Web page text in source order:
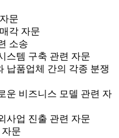
문
각 자문
소송
스템 구축 관련 자문
납품업체 간의 각종 분쟁
운 비즈니스 모델 관련 자
사업 진출 관련 자문
문